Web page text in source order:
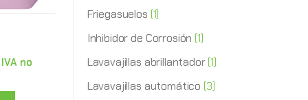
IVA no
Friegasuelos (1)
Inhibidor de Corrosión (1)
Lavavajillas abrillantador(1)
Lavavajillas automático (3)